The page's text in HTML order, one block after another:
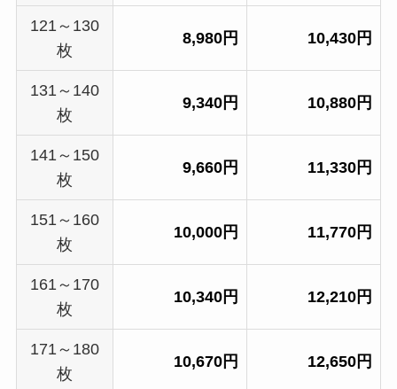
121～130
枚
8,980円 10,430円
131～140
枚
9,340円 10,880円
141～150
枚
9,660円 11,330円
151～160
枚
10,000円 11,770円
161～170
枚
10,340円 12,210円
171～180
枚
10,670円 12,650円